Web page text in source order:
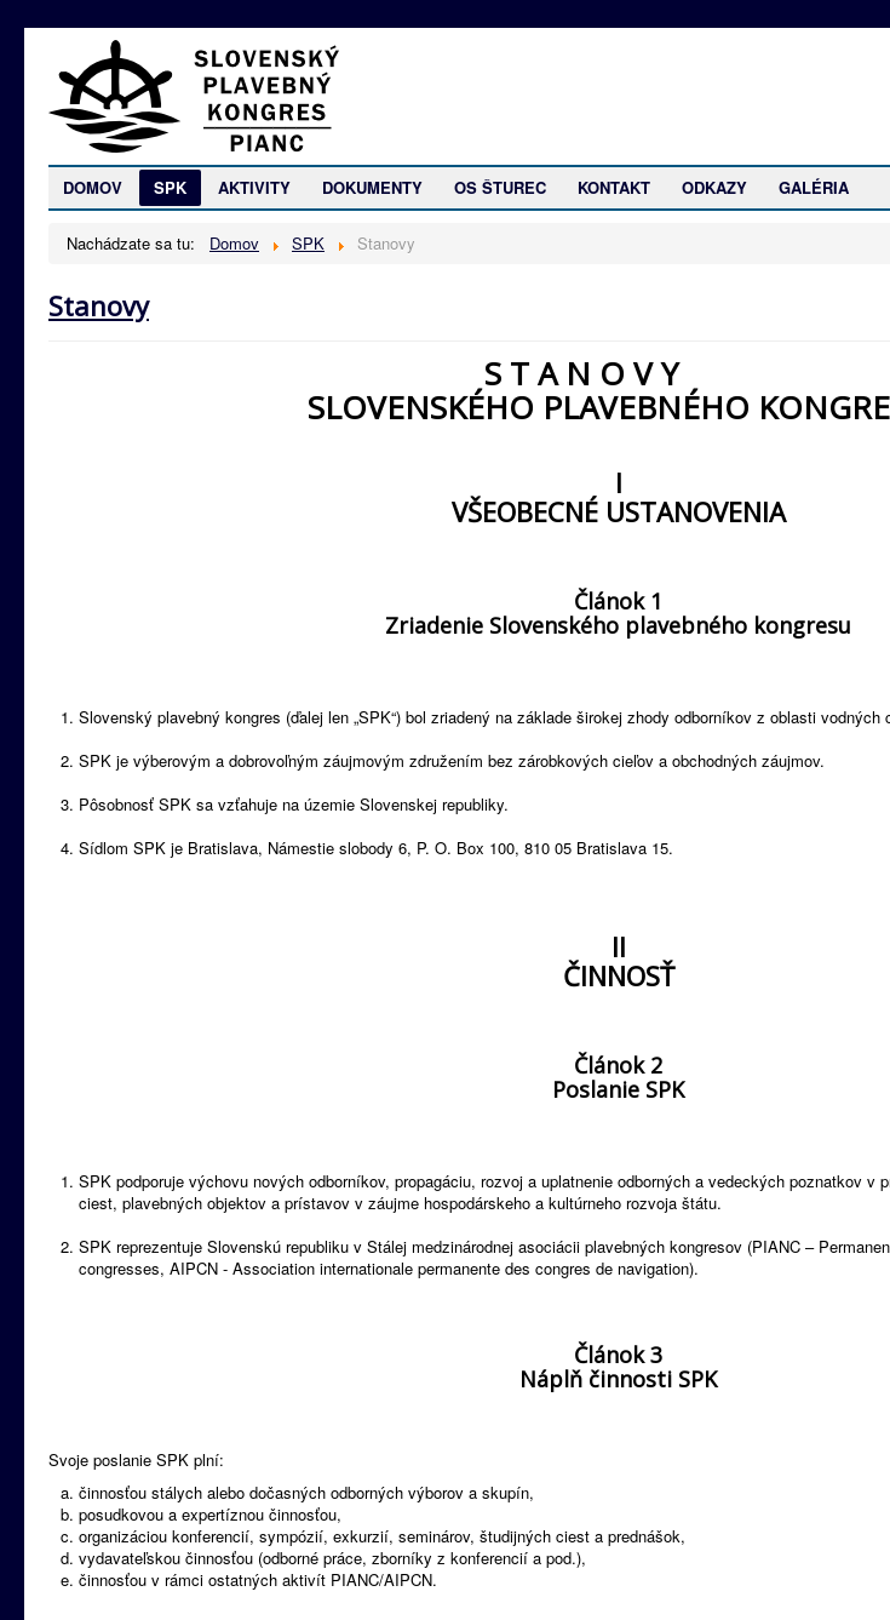
DOMOV SPK AKTIVITY DOKUMENTY OS ŠTUREC KONTAKT ODKAZY GALÉRIA
Nachádzate sa tu: Domov SPK Stanovy
Stanovy
S T A N O V Y
SLOVENSKÉHO PLAVEBNÉHO
I
VŠEOBECNÉ USTANOVENIA
Článok 1
Zriadenie Slovenského plavebného kongresu
Slovenský plavebný kongres (ďalej len „SPK“) bol zriadený na základe širokej zhody odborníkov z oblasti vodných
SPK je výberovým a dobrovoľným záujmovým združením bez zárobkových cieľov a obchodných záujmov.
Pôsobnosť SPK sa vzťahuje na územie Slovenskej republiky.
Sídlom SPK je Bratislava, Námestie slobody 6, P. O. Box 100, 810 05 Bratislava 15.
II
ČINNOSŤ
Článok 2
Poslanie SPK
SPK podporuje výchovu nových odborníkov, propagáciu, rozvoj a uplatnenie odborných a vedeckých poznatkov v
ciest, plavebných objektov a prístavov v záujme hospodárskeho a kultúrneho rozvoja štátu.
SPK reprezentuje Slovenskú republiku v Stálej medzinárodnej asociácii plavebných kongresov (PIANC –
congresses, AIPCN - Association internationale permanente des congres de navigation).
Článok 3
Náplň činnosti SPK
Svoje poslanie SPK plní:
činnosťou stálych alebo dočasných odborných výborov a skupín,
posudkovou a expertíznou činnosťou,
organizáciou konferencií, sympózií, exkurzií, seminárov, študijných ciest a prednášok,
vydavateľskou činnosťou (odborné práce, zborníky z konferencií a pod.),
činnosťou v rámci ostatných aktivít PIANC/AIPCN.